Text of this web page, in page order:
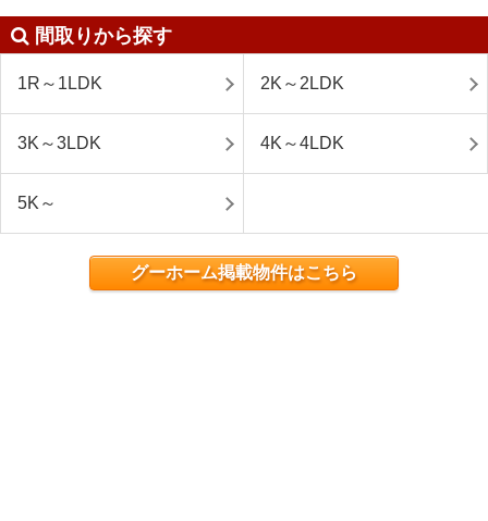
間取りから探す
1R～1LDK 2K～2LDK
3K～3LDK 4K～4LDK
5K～
グーホーム掲載物件はこちら